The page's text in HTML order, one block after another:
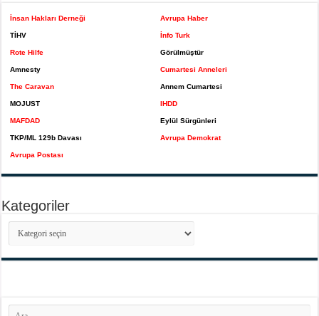
İnsan Hakları Derneği
TİHV
Rote Hilfe
Amnesty
The Caravan
MOJUST
MAFDAD
TKP/ML 129b Davası
Avrupa Postası
Avrupa Haber
İnfo Turk
Görülmüştür
Cumartesi Anneleri
Annem Cumartesi
IHDD
Eylül Sürgünleri
Avrupa Demokrat
Kategoriler
Kategoriler